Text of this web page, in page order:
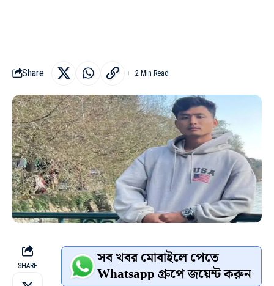
Share 2 Min Read
SHARE সব খবর মোবাইলে পেতে
Whatsapp গ্রুপে জয়েন্ট করুন